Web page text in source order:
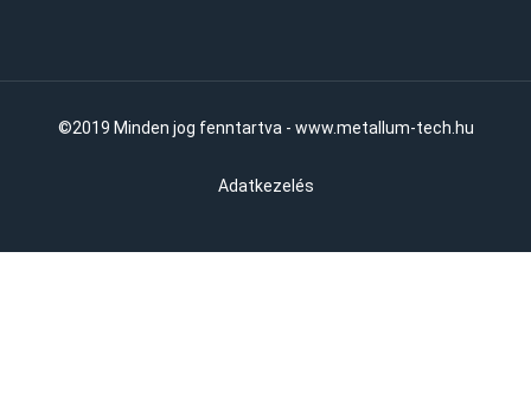
©2019 Minden jog fenntartva - www.metallum-tech.hu
Adatkezelés